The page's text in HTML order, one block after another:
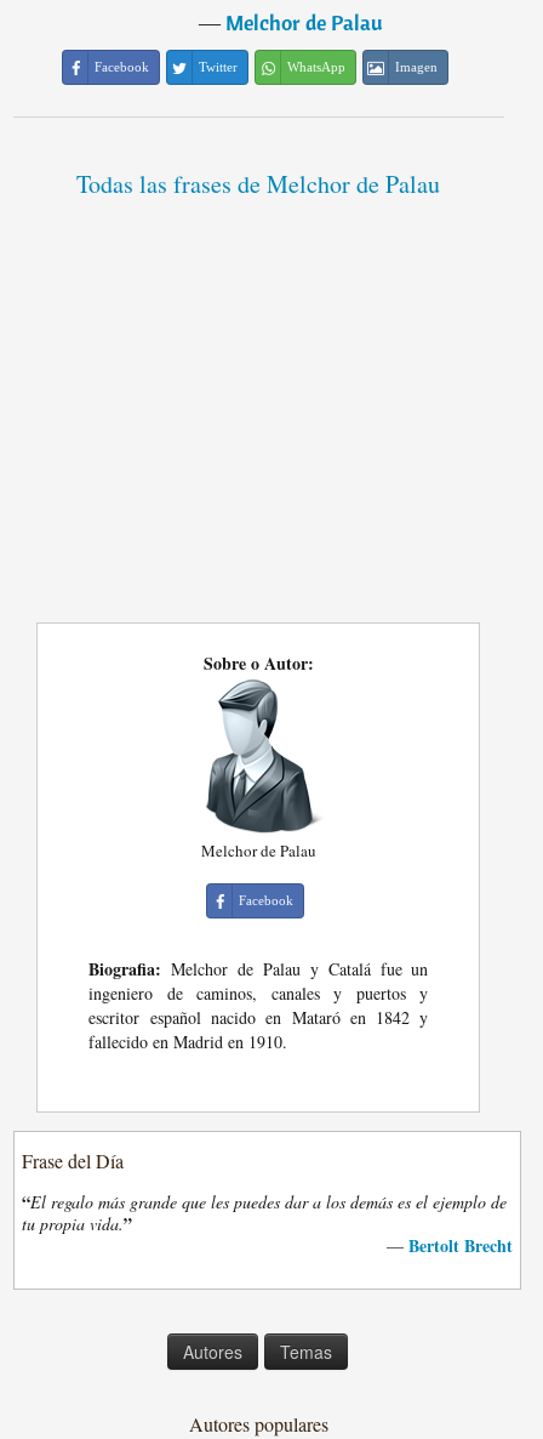
―Melchor de Palau
Facebook Twitter WhatsApp Imagen
Todas las frases de Melchor de Palau
Sobre o Autor:
Melchor de Palau
Facebook
Biografia: Melchor de Palau y Catalá fue un
ingeniero de caminos, canales y puertos y
escritor español nacido en Mataró en 1842 y
fallecido en Madrid en 1910.
Frase del Día
“El regalo más grande que les puedes dar a los demás es el ejemplo de
tu propia vida.”
— Bertolt Brecht
Autores Temas
Autores populares